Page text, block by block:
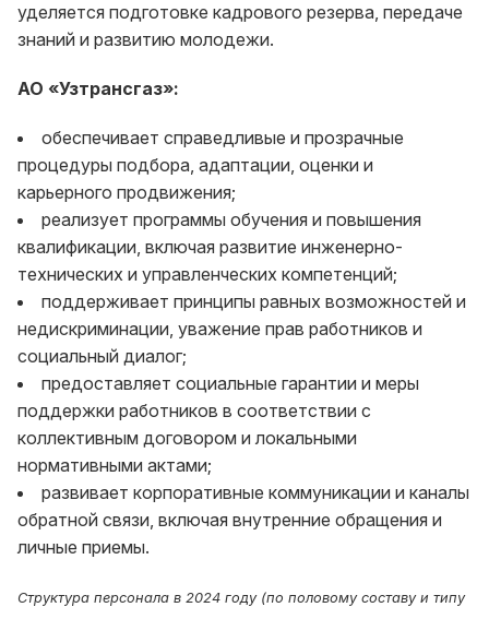
уделяется подготовке кадрового резерва, передаче
знаний и развитию молодежи.
АО «Узтрансгаз»:
обеспечивает справедливые и прозрачные
процедуры подбора, адаптации, оценки и
карьерного продвижения;
реализует программы обучения и повышения
квалификации, включая развитие инженерно-
технических и управленческих компетенций;
поддерживает принципы равных возможностей и
недискриминации, уважение прав работников и
социальный диалог;
предоставляет социальные гарантии и меры
поддержки работников в соответствии с
коллективным договором и локальными
нормативными актами;
развивает корпоративные коммуникации и каналы
обратной связи, включая внутренние обращения и
личные приемы.
Структура персонала в 2024 году (по половому составу и типу